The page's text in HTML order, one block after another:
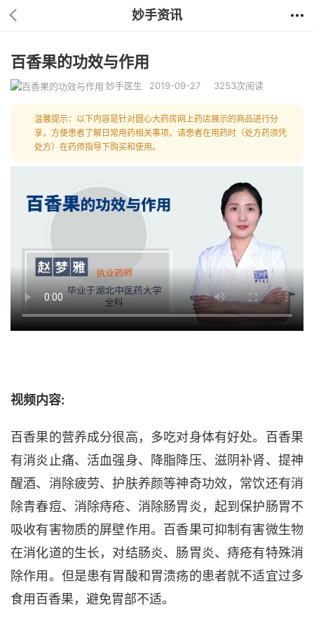
妙手资讯
百香果的功效与作用
妙手医生 2019-09-27 3253次阅读
温馨提示：以下内容是针对圆心大药房网上药店展示的商品进行分
享，方便患者了解日常用药相关事项。请患者在用药时（处方药须凭
处方）在药师指导下购买和使用。
视频内容:
百香果的营养成分很高，多吃对身体有好处。百香果
有消炎止痛、活血强身、降脂降压、滋阴补肾、提神
醒酒、消除疲劳、护肤养颜等神奇功效，常饮还有消
除青春痘、消除痔疮、消除肠胃炎，起到保护肠胃不
吸收有害物质的屏壁作用。百香果可抑制有害微生物
在消化道的生长，对结肠炎、肠胃炎、痔疮有特殊消
除作用。但是患有胃酸和胃溃疡的患者就不适宜过多
食用百香果，避免胃部不适。